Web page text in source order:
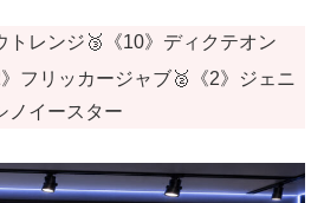
トレンジ🥉《10》ディクテオン
フリッカージャブ🥈《2》ジェニ
ノイースター